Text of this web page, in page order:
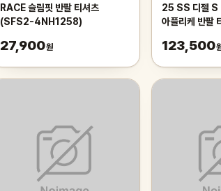
RACE 슬림핏 반팔 티셔츠
(SFS2-4NH1258)
27,900원
25 SS 디젤
아플리케 반팔
123,500